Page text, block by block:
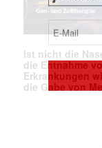
Ist nicht die
die Entnahme
Erkrankungen
die Gabe von